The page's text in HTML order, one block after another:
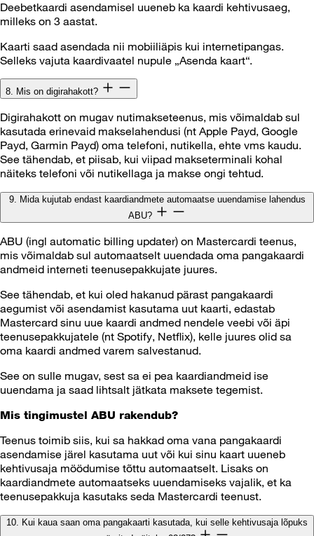
Deebetkaardi asendamisel uueneb ka kaardi kehtivusaeg,
milleks on 3 aastat.
Kaarti saad asendada nii mobiiliäpis kui internetipangas.
Selleks vajuta kaardivaatel nupule „Asenda kaart“.
8. Mis on digirahakott?
Digirahakott on mugav nutimakseteenus, mis võimaldab sul
kasutada erinevaid makselahendusi (nt Apple Payd, Google
Payd, Garmin Payd) oma telefoni, nutikella, ehte vms kaudu.
See tähendab, et piisab, kui viipad makseterminali kohal
näiteks telefoni või nutikellaga ja makse ongi tehtud.
9. Mida kujutab endast kaardiandmete automaatse uuendamise lahendus
ABU?
ABU (ingl automatic billing updater) on Mastercardi teenus,
mis võimaldab sul automaatselt uuendada oma pangakaardi
andmeid interneti teenusepakkujate juures.
See tähendab, et kui oled hakanud pärast pangakaardi
aegumist või asendamist kasutama uut kaarti, edastab
Mastercard sinu uue kaardi andmed nendele veebi või äpi
teenusepakkujatele (nt Spotify, Netflix), kelle juures olid sa
oma kaardi andmed varem salvestanud.
See on sulle mugav, sest sa ei pea kaardiandmeid ise
uuendama ja saad lihtsalt jätkata maksete tegemist.
Mis tingimustel ABU rakendub?
Teenus toimib siis, kui sa hakkad oma vana pangakaardi
asendamise järel kasutama uut või kui sinu kaart uueneb
kehtivusaja möödumise tõttu automaatselt. Lisaks on
kaardiandmete automaatseks uuendamiseks vajalik, et ka
teenusepakkuja kasutaks seda Mastercardi teenust.
10. Kui kaua saan oma pangakaarti kasutada, kui selle kehtivusaja lõpuks